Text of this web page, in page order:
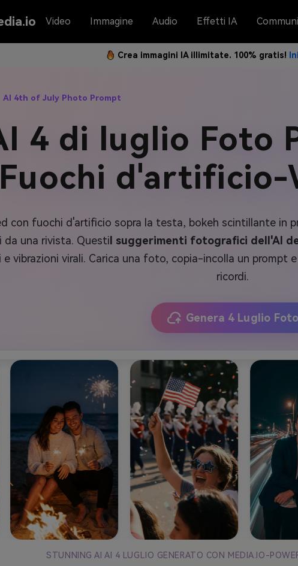
Video Immagine Audio Effetti IA
Crea immagini IA illimitate. 100% gratis!
AI 4th of July Photo Prompt
4 di luglio Foto
Fuochi d'artificio-
con fuochi d'artificio sopra la testa, bokeh scintillante in
una rivista. Questi I suggerimenti fotografici dell'AI
vibrazioni virali. Carica una foto, copia-incolla un prompt
ricordi.
Genera 4 Luglio Foto
STUNNING AI AI 4 LUGLIO GENERATO CON MEDIA.IO-